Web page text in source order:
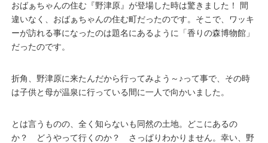
おばぁちゃんの住む『野津原』が登場した時は驚きました！ 間
違いなく、おばぁちゃんの住む町だったのです。そこで、ワッキ
ーが訪れる事になったのは題名にあるように「香りの森博物館」
だったのです。
折角、野津原に来たんだから行ってみよう～♪って事で、その時
は子供と母が温泉に行っている間に一人で向かいました。
とは言うものの、全く知らないも同然の土地。どこにあるの
か？ どうやって行くのか？ さっぱりわかりません。幸い、野